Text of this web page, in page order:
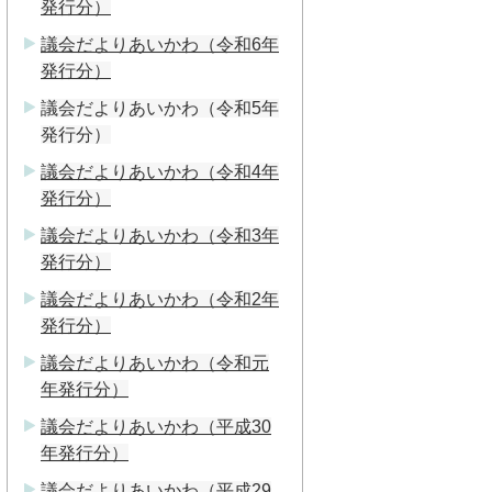
発行分）
議会だよりあいかわ（令和6年
発行分）
議会だよりあいかわ（令和5年
発行分）
議会だよりあいかわ（令和4年
発行分）
議会だよりあいかわ（令和3年
発行分）
議会だよりあいかわ（令和2年
発行分）
議会だよりあいかわ（令和元
年発行分）
議会だよりあいかわ（平成30
年発行分）